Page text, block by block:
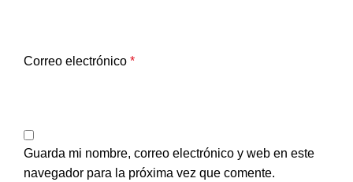
Correo electrónico *
Guarda mi nombre, correo electrónico y web en este
navegador para la próxima vez que comente.